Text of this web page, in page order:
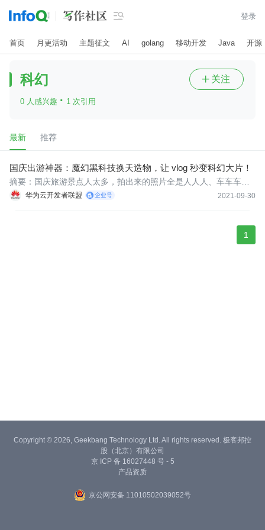
 登录
首页 月更活动 主题征文 AI golang 移动开发 Java 开源
科幻
0 人感兴趣 · 1 次引用
 关注
最新 推荐
国庆出游神器：魔幻黑科技换天造物，让 vlog 秒变科幻大片！
华为云开发者联盟 2021-09-30
​​摘要：国庆旅游景点人太多，拍出来的照片全是人人人、车车车，
该怎么办？不妨试试这个黑科技，让你的出游vlog秒变科幻大片。
1
Copyright © 2026, Geekbang Technology Ltd. All rights reserved. 极客邦控
股（北京）有限公司
京 ICP 备 16027448 号 - 5
产品资质
京公网安备 11010502039052号